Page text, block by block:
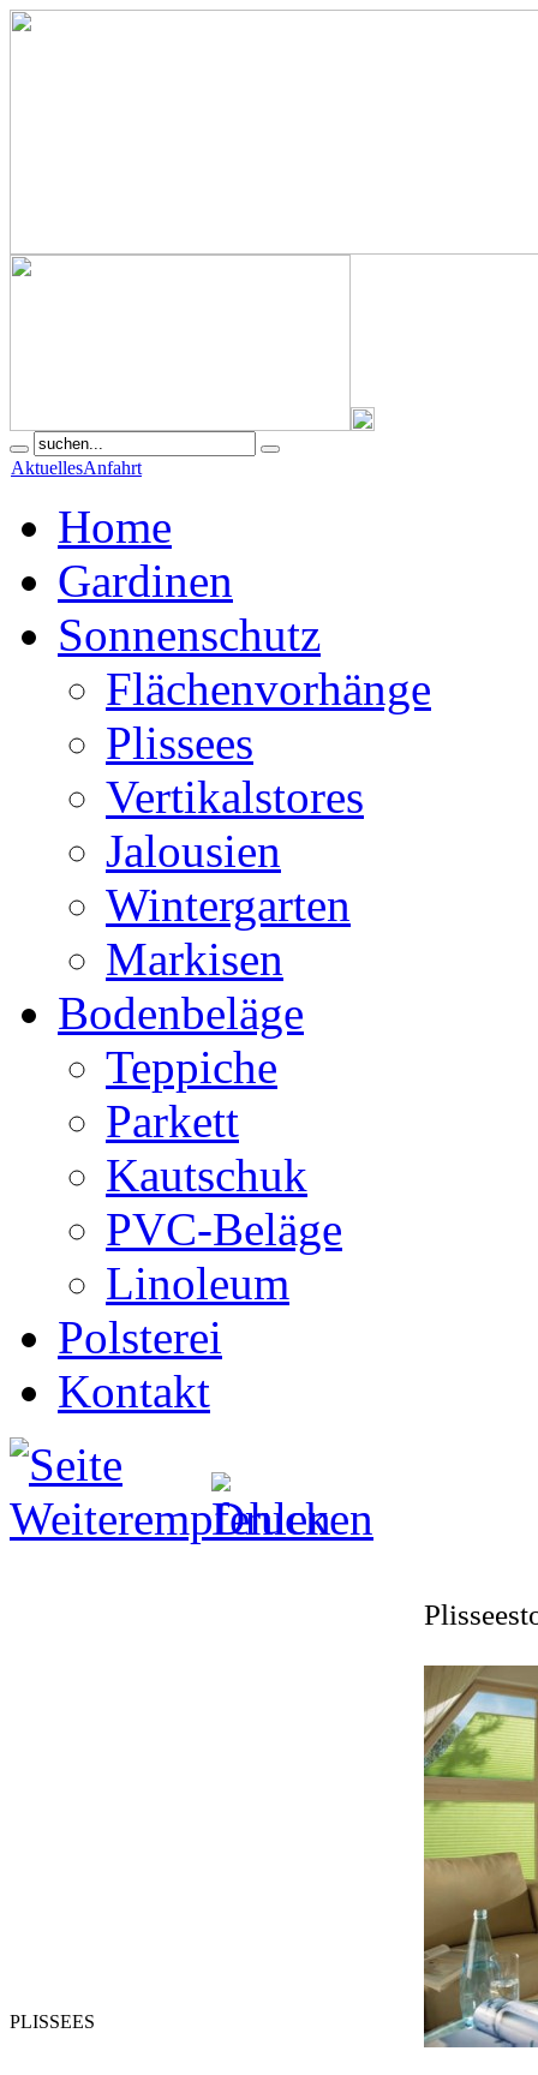
AktuellesAnfahrt
Home
Gardinen
Sonnenschutz
Flächenvorhänge
Plissees
Vertikalstores
Jalousien
Wintergarten
Markisen
Bodenbeläge
Teppiche
Parkett
Kautschuk
PVC-Beläge
Linoleum
Polsterei
Kontakt
PLISSEES